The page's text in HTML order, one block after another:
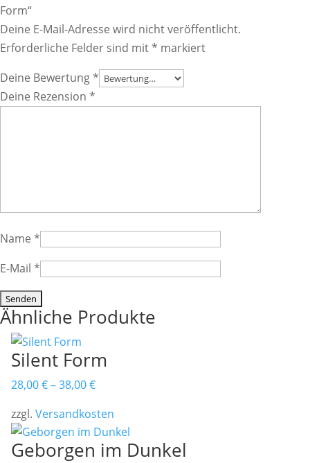
Form“
Deine E-Mail-Adresse wird nicht veröffentlicht.
Erforderliche Felder sind mit* markiert
Deine Bewertung*
Deine Rezension *
Name *
E-Mail *
Ähnliche Produkte
Silent Form
28,00€–38,00€
zzgl. Versandkosten
Geborgen im Dunkel